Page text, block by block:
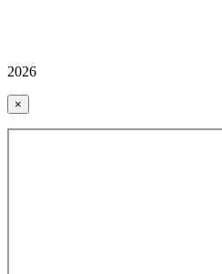
2026
×